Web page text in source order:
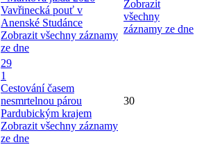
Vavřinecká pouť v
Anenské Studánce
Zobrazit všechny záznamy
ze dne
Zobrazit
všechny
záznamy ze dne
29
1
Cestování časem
nesmrtelnou párou
Pardubickým krajem
Zobrazit všechny záznamy
ze dne
30